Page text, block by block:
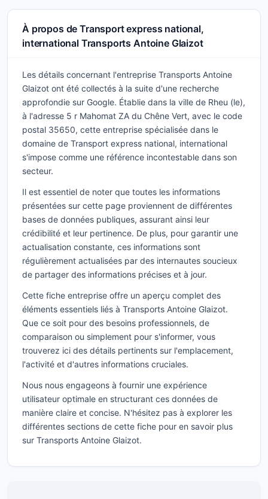
À propos de Transport express national,
international Transports Antoine Glaizot
Les détails concernant l'entreprise Transports Antoine
Glaizot ont été collectés à la suite d'une recherche
approfondie sur Google. Établie dans la ville de Rheu (le),
à l'adresse 5 r Mahomat ZA du Chêne Vert, avec le code
postal 35650, cette entreprise spécialisée dans le
domaine de Transport express national, international
s'impose comme une référence incontestable dans son
secteur.
Il est essentiel de noter que toutes les informations
présentées sur cette page proviennent de différentes
bases de données publiques, assurant ainsi leur
crédibilité et leur pertinence. De plus, pour garantir une
actualisation constante, ces informations sont
régulièrement actualisées par des internautes soucieux
de partager des informations précises et à jour.
Cette fiche entreprise offre un aperçu complet des
éléments essentiels liés à Transports Antoine Glaizot.
Que ce soit pour des besoins professionnels, de
comparaison ou simplement pour s'informer, vous
trouverez ici des détails pertinents sur l'emplacement,
l'activité et d'autres informations cruciales.
Nous nous engageons à fournir une expérience
utilisateur optimale en structurant ces données de
manière claire et concise. N'hésitez pas à explorer les
différentes sections de cette fiche pour en savoir plus
sur Transports Antoine Glaizot.